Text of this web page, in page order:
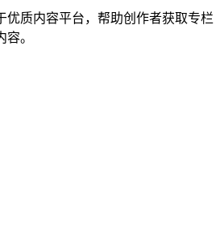
优质内容平台，帮助创作者获取专栏
。